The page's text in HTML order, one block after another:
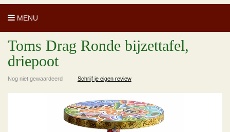
MENU
Toms Drag Ronde bijzettafel,
driepoot
Nog niet gewaardeerd Schrijf je eigen review